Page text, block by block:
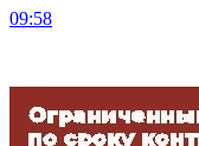
09:58